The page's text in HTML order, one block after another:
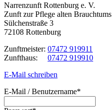
Narrenzunft Rottenburg e. V.
Zunft zur Pflege alten Brauchtums
Sülchenstraße 3
72108 Rottenburg
Zunftmeister: 07472 919911
Zunfthaus: 07472 919910
E-Mail schreiben
E-Mail / Benutzername*